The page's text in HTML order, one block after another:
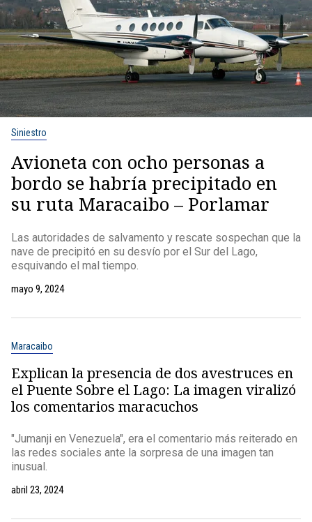
Siniestro
Avioneta con ocho personas a
bordo se habría precipitado en
su ruta Maracaibo – Porlamar
Las autoridades de salvamento y rescate sospechan que la
nave de precipitó en su desvío por el Sur del Lago,
esquivando el mal tiempo.
mayo 9, 2024
Maracaibo
Explican la presencia de dos avestruces en
el Puente Sobre el Lago: La imagen viralizó
los comentarios maracuchos
"Jumanji en Venezuela", era el comentario más reiterado en
las redes sociales ante la sorpresa de una imagen tan
inusual.
abril 23, 2024